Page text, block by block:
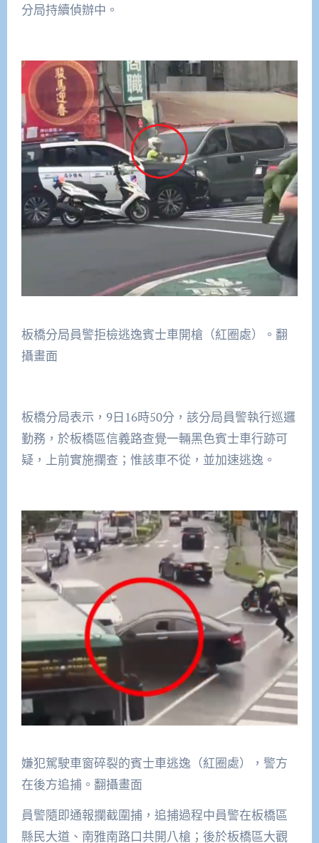
分局持續偵辦中。
板橋分局員警拒檢逃逸賓士車開槍（紅圈處）。翻
攝畫面
板橋分局表示，9日16時50分，該分局員警執行巡邏
勤務，於板橋區信義路查覺一輛黑色賓士車行跡可
疑，上前實施攔查；惟該車不從，並加速逃逸。
嫌犯駕駛車窗碎裂的賓士車逃逸（紅圈處），警方
在後方追捕。翻攝畫面
員警隨即通報攔截圍捕，追捕過程中員警在板橋區
縣民大道、南雅南路口共開八槍；後於板橋區大觀